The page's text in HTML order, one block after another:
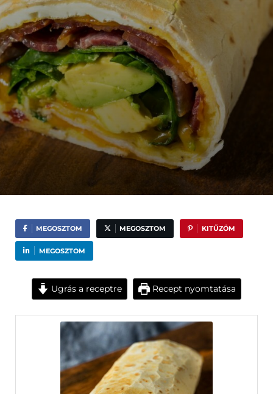
MEGOSZTOM MEGOSZTOM KITŰZÖM
MEGOSZTOM
Ugrás a receptre Recept nyomtatása